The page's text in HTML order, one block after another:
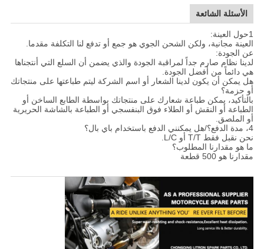
الأسئلة الشائعة
1حول العينة:
العينة مجانية، ولكن الشحن الجوي هو جمع أو تدفع لنا التكلفة مقدما.
عن الجودة:
لدينا نظام صارم جداً لمراقبة الجودة والذي يضمن أن السلع التي أنتجناها
هي دائماً من أفضل الجودة.
هل يمكن أن يكون لدينا الشعار أو اسم الشركة ليتم طباعتها على منتجاتك
أو حزمة؟
بالتأكيد، يمكن طباعة شعارك على منتجاتك بواسطة الطابع الساخن أو
الطباعة أو النقش أو الطلاء فوق البنفسجي أو الطباعة بالشاشة الحريرية
أو الملصق.
4، مدة الدفع؟/هل يمكنني الدفع باستخدام باي بال؟
نحن نقبل فقط T/T أو L/C.
ما هو مقدارنا المطلوب؟
مقدارنا هو 500 قطعة